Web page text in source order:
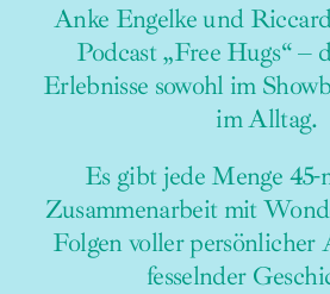
Anke Engelke und
Podcast „Free Hugs“ –
Erlebnisse sowohl im
im Alltag.
Es gibt jede Menge
Zusammenarbeit mit
Folgen voller persönlicher
fesselnder